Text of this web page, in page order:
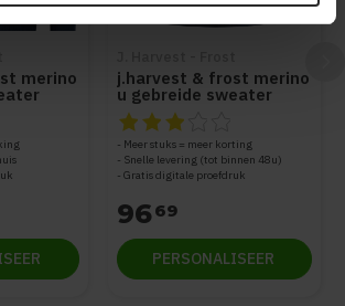
merino
van dit product is 4van de 5
j.harvest & frost merino
u gebreide sweater
dames 2930203
De beoordeling van dit
Meer stuks = meer korting
Snelle levering (tot binnen 48u)
Gratis digitale proefdruk
9669
PERSONALISEER